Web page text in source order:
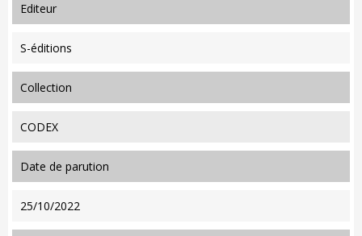
editeur
S-éditions
collection
CODEX
date de parution
25/10/2022